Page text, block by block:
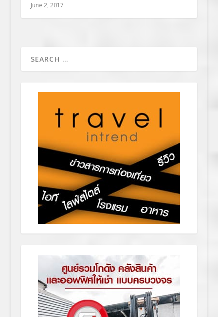
June 2, 2017